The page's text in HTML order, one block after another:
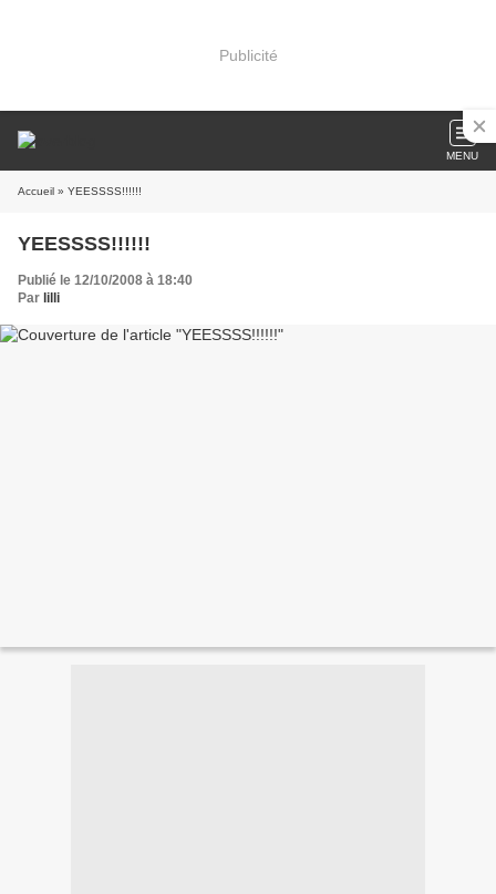
Publicité
MENU
Accueil » YEESSSS!!!!!!
YEESSSS!!!!!!
Publié le 12/10/2008 à 18:40
Par lilli